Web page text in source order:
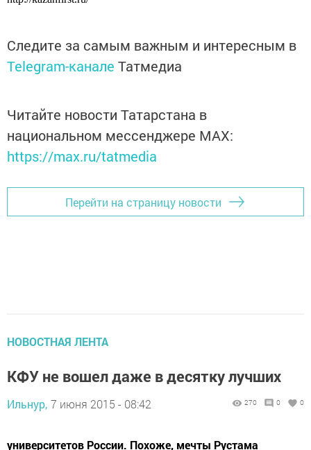
Следите за самым важным и интересным в
Telegram-канале Татмедиа
Читайте новости Татарстана в
национальном мессенджере MАХ:
https://max.ru/tatmedia
Перейти на страницу новости
НОВОСТНАЯ ЛЕНТА
КФУ не вошел даже в десятку лучших
Ильнур, 7 июня 2015 - 08:42 270 0 0
университетов России. Похоже, мечты Рустама